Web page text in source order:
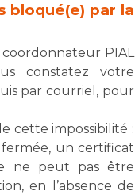
bloqué(e) par la
PIAL
constatez votre
par courriel, pour
cette impossibilité :
un certificat
ne peut pas être
en l’absence de